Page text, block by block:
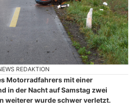
REDAKTION
Motorradfahrers mit einer
in der Nacht auf Samstag zwei
weiterer wurde schwer verletzt.